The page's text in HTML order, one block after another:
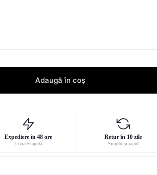
Adaugă în coș
Expediere în 48 ore
Livrare rapidă
Retur în 10 zile
Simplu și rapid